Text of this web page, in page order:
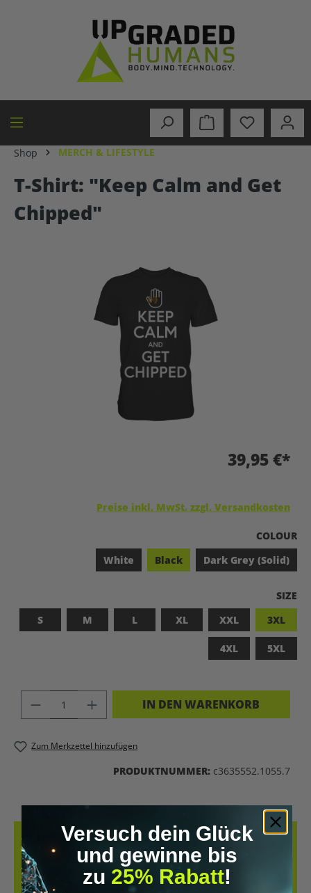
Shop MERCH & LIFESTYLE
T-Shirt: "Keep Calm and Get
Chipped"
Bildergalerie überspringen
39,95 €*
Preise inkl. MwSt. zzgl. Versandkosten
COLOUR
White
Black Dark Grey (Solid)
SIZE
S
M L XL XXL 3XL
4XL 5XL
PRODUKT ANZAHL: GIB DEN
IN DEN WARENKORB
Zum Merkzettel hinzufügen
PRODUKTNUMMER: c3635552.1055.7
BESCHREIBUNG
GEFERTIGT AUS 100 % GEKÄMMTER, RINGGESPONNENER
BAUMWOLLE ÜBERZEUGT DIESES SHIRT MIT EINER BESONDERS
WEICHEN OBERFLÄCHE UND H…MEHR
Versuch dein Glück
und gewinne bis
zu 25% Rabatt!